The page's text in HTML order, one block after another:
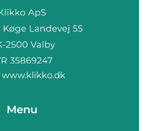
www.klikko.dk
Menu